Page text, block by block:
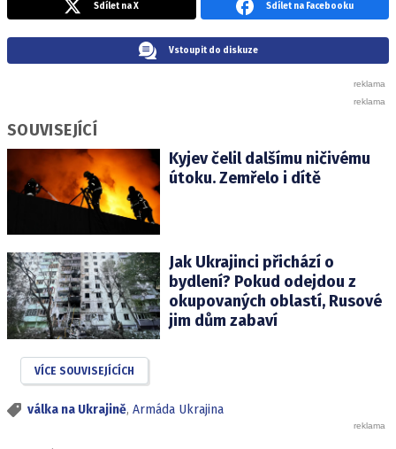
Sdílet na X Sdílet na Facebooku
Vstoupit do diskuze
SOUVISEJÍCÍ
Kyjev čelil dalšímu ničivému
útoku. Zemřelo i dítě
Jak Ukrajinci přichází o
bydlení? Pokud odejdou z
okupovaných oblastí, Rusové
jim dům zabaví
VÍCE SOUVISEJÍCÍCH
válka na Ukrajině, Armáda Ukrajina